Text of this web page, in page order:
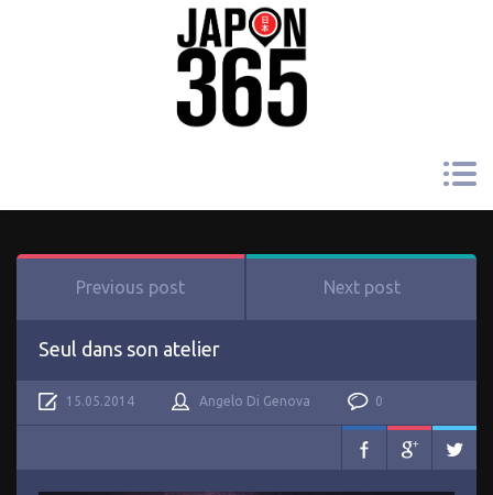
Previous post Next post
Seul dans son atelier
15.05.2014 Angelo Di Genova 0